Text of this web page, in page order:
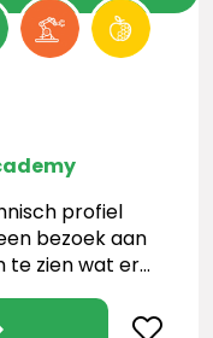
profiel
bezoek aan
te zien wat er
is